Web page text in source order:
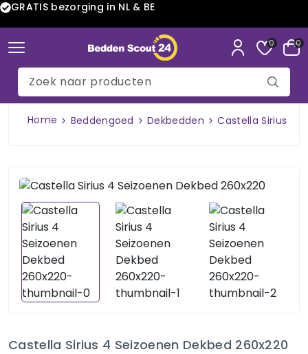
GRATIS bezorging in NL & BE
0 0
Home Beddengoed Dekbedden Castella Sirius 4
Castella Sirius 4 Seizoenen Dekbed 260x220